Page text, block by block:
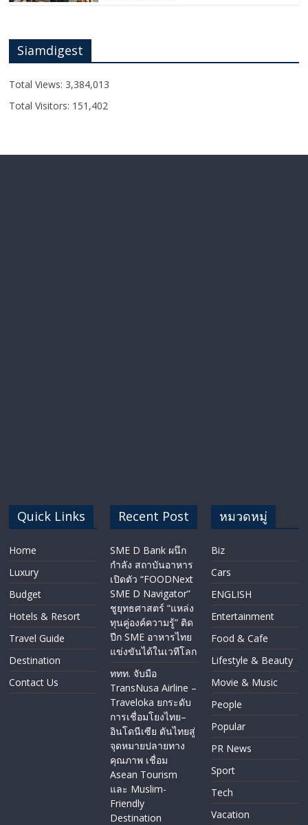
Siamdigest
Total Views: 3,384,013
Total Visitors: 151,402
Quick Links
Home
Luxury
Budget
Hotels & Resort
Travel Guide
Destination
Contact Us
Recent Post
SME D Bank ผนึก
กำลัง สถาบันอาหาร
เปิดตัว “FOODNext
SME D Navigator”
ชูยุทธศาสตร์ “แหล่ง
ทุนคู่องค์ความรู้” ติด
ปีก SME อาหารไทย
แข่งขันได้ในเวทีโลก
ททท. จับมือ
TransNusa Airline –
Traveloka ยกระดับ
การเชื่อมโยงไทย–
อินโดนีเซีย ดันไทยสู่
จุดหมายปลายทาง
คุณภาพ เชื่อม
Asean Tourism
และ Muslim-
Friendly
Destination
หมวดหมู่
Biz
Cars
ENGLISH​
Entertainment
Food & Cafe
Lifestyle & Beauty
Movie & Music
People
Popular
PR News
Sport
Tech
Vacation